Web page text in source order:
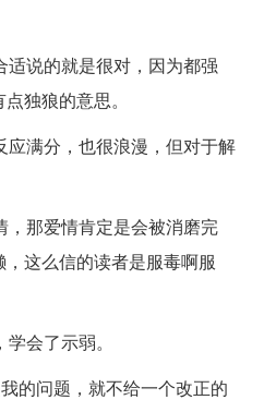
说的就是很对，因为都强
独狼的意思。
满分，也很浪漫，但对于解
那爱情肯定是会被消磨完
这么信的读者是服毒啊服
会了示弱。
的问题，就不给一个改正的